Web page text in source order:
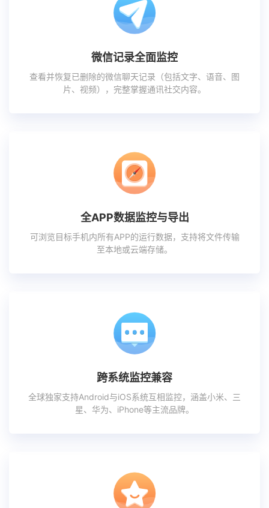
微信记录全面监控
查看并恢复已删除的微信聊天记录（包括文字、语音、图
片、视频），完整掌握通讯社交内容。
全APP数据监控与导出
可浏览目标手机内所有APP的运行数据，支持将文件传输
至本地或云端存储。
跨系统监控兼容
全球独家支持Android与iOS系统互相监控，涵盖小米、三
星、华为、iPhone等主流品牌。